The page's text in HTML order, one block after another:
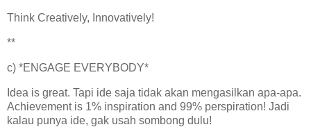
Think Creatively, Innovatively!
**
c) *ENGAGE EVERYBODY*
Idea is great. Tapi ide saja tidak akan mengasilkan apa-apa.
Achievement is 1% inspiration and 99% perspiration! Jadi
kalau punya ide, gak usah sombong dulu!